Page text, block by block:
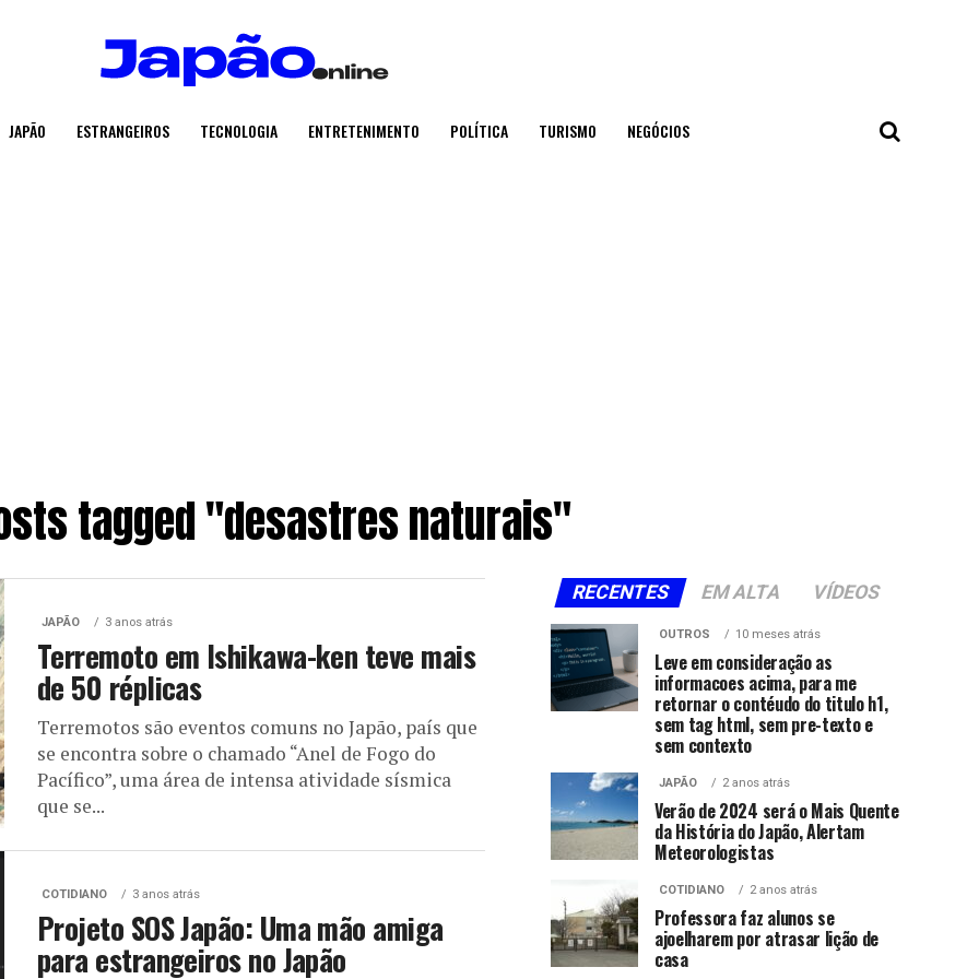
JAPÃO ESTRANGEIROS TECNOLOGIA ENTRETENIMENTO POLÍTICA TURISMO NEGÓCIOS
tagged "desastres naturais"
JAPÃO 3 anos atrás
Terremoto em Ishikawa-ken teve mais
de 50 réplicas
Terremotos são eventos comuns no Japão, país que
se encontra sobre o chamado “Anel de Fogo do
Pacífico”, uma área de intensa atividade sísmica
que se...
COTIDIANO 3 anos atrás
Projeto SOS Japão: Uma mão amiga
para estrangeiros no Japão
RECENTES EM ALTA VÍDEOS
OUTROS 10 meses atrás
Leve em consideração as
informacoes acima, para me
retornar o contéudo do titulo h1,
sem tag html, sem pre-texto e
sem contexto
JAPÃO 2 anos atrás
Verão de 2024 será o Mais Quente
da História do Japão, Alertam
Meteorologistas
COTIDIANO 2 anos atrás
Professora faz alunos se
ajoelharem por atrasar lição de
casa